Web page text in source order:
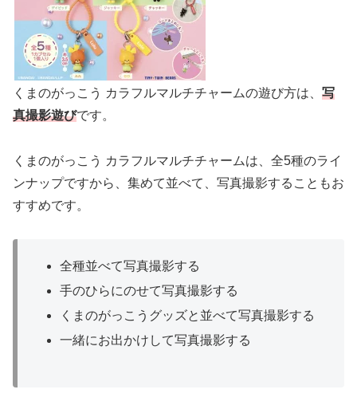
くまのがっこう カラフルマルチチャームの遊び方は、 写
真撮影遊びです。
くまのがっこう カラフルマルチチャームは、全5種のライ
ンナップですから、集めて並べて、写真撮影することもお
すすめです。
全種並べて写真撮影する
手のひらにのせて写真撮影する
くまのがっこうグッズと並べて写真撮影する
一緒にお出かけして写真撮影する